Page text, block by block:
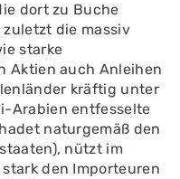
dort zu Buche
die massiv
starke
Aktien auch Anleihen
kräftig unter
Arabien entfesselte
naturgemäß den
nützt im
den Importeuren